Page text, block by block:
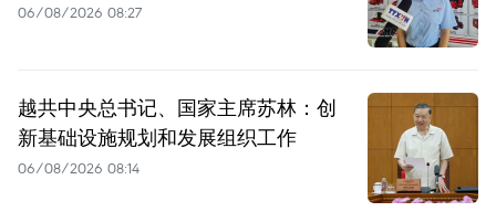
06/08/2026 08:27
越共中央总书记、国家主席苏林：创
新基础设施规划和发展组织工作
06/08/2026 08:14